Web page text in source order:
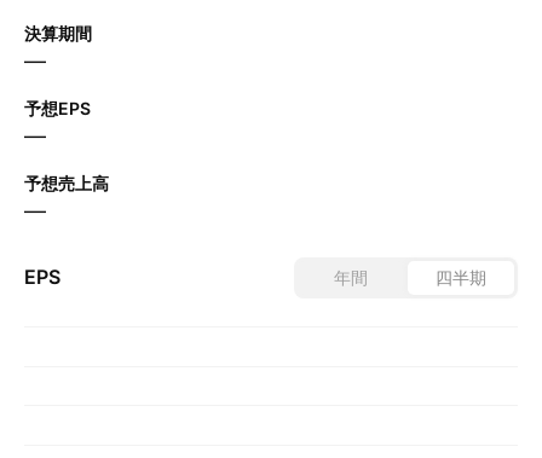
決算期間
—
予想EPS
—
予想売上高
—
EPS 年間 四半期